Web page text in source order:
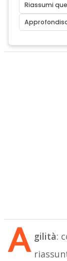
Riassumi
A gilità: